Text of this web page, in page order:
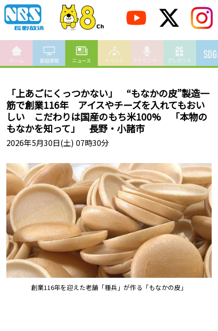
ホーム 番組情報 ニュース イベント アナウンサー プレゼント
「上あごにくっつかない」 “もなかの皮”製造一
筋で創業116年 アイスやチーズを入れてもおい
しい こだわりは国産のもち米100% 「本物の
もなかを知って」 長野・小諸市
2026年5月30日(土) 07時30分
創業116年を迎えた老舗「種兵」が作る「もなかの皮」